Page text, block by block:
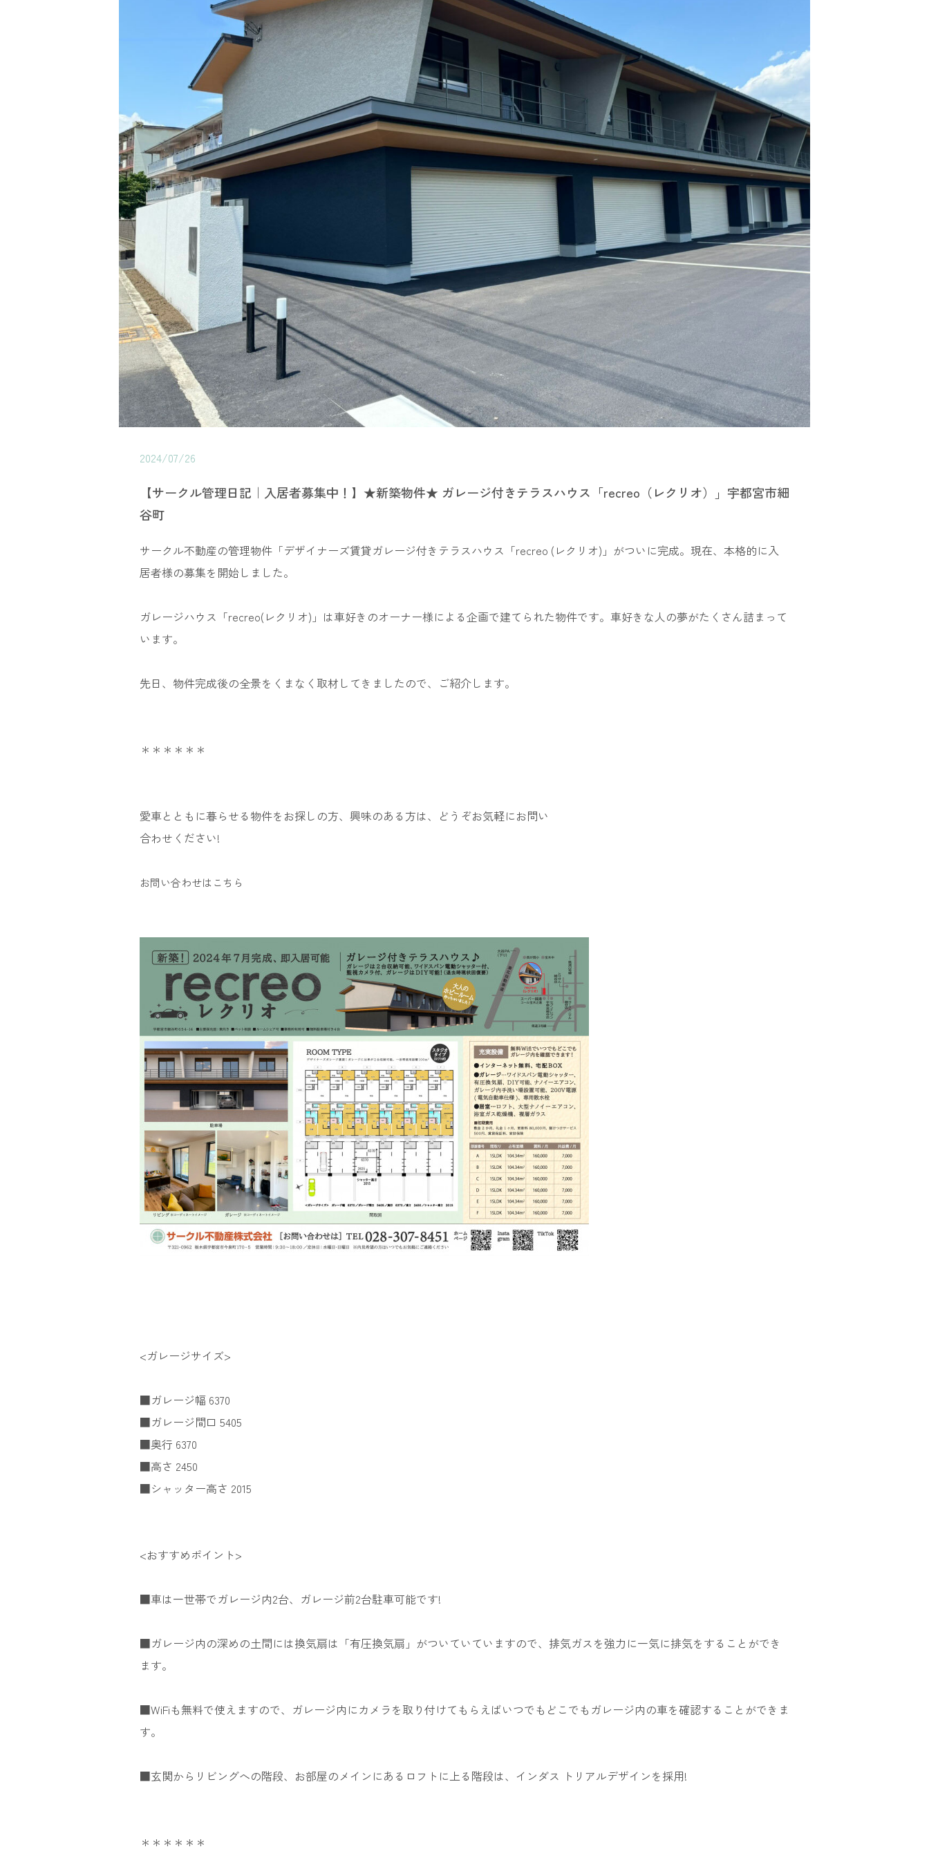
2024/07/26
【サークル管理日記｜入居者募集中！】★新築物件★ ガレージ付きテラスハウス「recreo（レクリオ）」宇都宮市細
谷町
サークル不動産の管理物件「デザイナーズ賃貸ガレージ付きテラスハウス「recreo (レクリオ)」がついに完成。現在、本格的に入
居者様の募集を開始しました。
ガレージハウス「recreo(レクリオ)」は車好きのオーナー様による企画で建てられた物件です。車好きな人の夢がたくさん詰まって
います。
先日、物件完成後の全景をくまなく取材してきましたので、ご紹介します。
＊＊＊＊＊＊
愛車とともに暮らせる物件をお探しの方、興味のある方は、どうぞお気軽にお問い
合わせください!
お問い合わせはこちら
<ガレージサイズ>
■ガレージ幅 6370
■ガレージ間口 5405
■奥行 6370
■高さ 2450
■シャッター高さ 2015
<おすすめポイント>
■車は一世帯でガレージ内2台、ガレージ前2台駐車可能です!
■ガレージ内の深めの土間には換気扇は「有圧換気扇」がついていていますので、排気ガスを強力に一気に排気をすることができ
ます。
■WiFiも無料で使えますので、ガレージ内にカメラを取り付けてもらえばいつでもどこでもガレージ内の車を確認することができま
す。
■玄関からリビングへの階段、お部屋のメインにあるロフトに上る階段は、インダス トリアルデザインを採用!
＊＊＊＊＊＊